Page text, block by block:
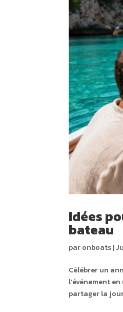
Idées
bateau
paronboats|
Célébrer un
l’événement
partager la